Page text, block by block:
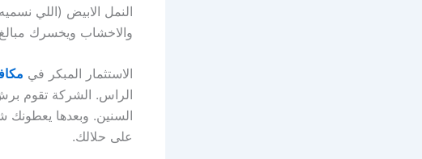
النمل الابيض (اللي
والاخشاب ويخسرك
الاستثمار المبكر في
الراس. الشركة تقوم
السنين. وبعدها يعطونك
على حلالك.